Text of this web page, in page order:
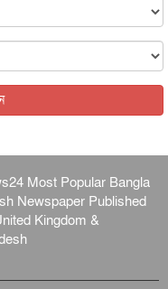
৫ আগস্ট, ২০২৬
Most Popular Bangla
Newspaper Published
Kingdom &